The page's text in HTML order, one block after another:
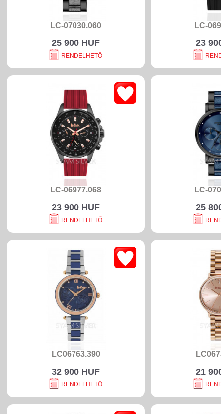
LC-07030.060
25 900 HUF
RENDELHETŐ
LC-
23
LC-06977.068
23 900 HUF
RENDELHETŐ
LC-
25
LC06763.390
32 900 HUF
RENDELHETŐ
21